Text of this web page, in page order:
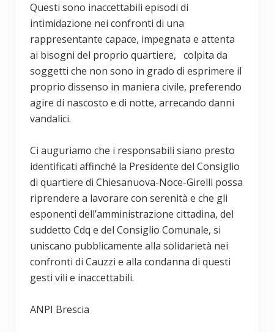
Questi sono inaccettabili episodi di
intimidazione nei confronti di una
rappresentante capace, impegnata e attenta
ai bisogni del proprio quartiere, colpita da
soggetti che non sono in grado di esprimere il
proprio dissenso in maniera civile, preferendo
agire di nascosto e di notte, arrecando danni
vandalici.
Ci auguriamo che i responsabili siano presto
identificati affinché la Presidente del Consiglio
di quartiere di Chiesanuova-Noce-Girelli possa
riprendere a lavorare con serenità e che gli
esponenti dell’amministrazione cittadina, del
suddetto Cdq e del Consiglio Comunale, si
uniscano pubblicamente alla solidarietà nei
confronti di Cauzzi e alla condanna di questi
gesti vili e inaccettabili.
ANPI Brescia